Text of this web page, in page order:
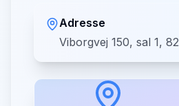
Adresse
Viborgvej 150, sal 1,